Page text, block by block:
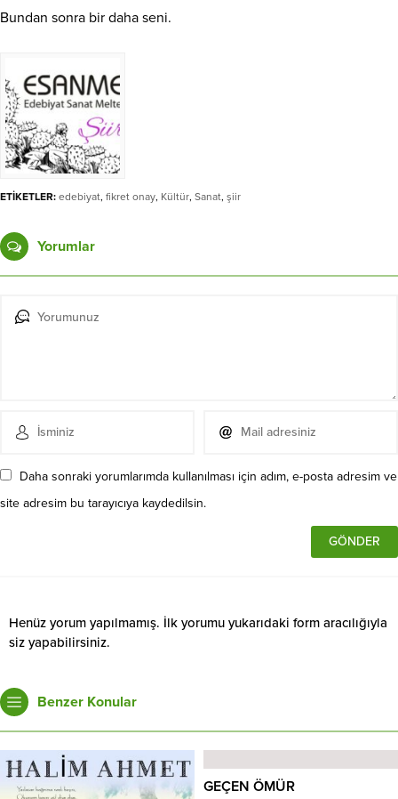
Bundan sonra bir daha seni.
ETİKETLER: edebiyat, fikret onay, Kültür, Sanat, şiir
Yorumlar
Daha sonraki yorumlarımda kullanılması için adım, e-posta adresim ve
site adresim bu tarayıcıya kaydedilsin.
Henüz yorum yapılmamış. İlk yorumu yukarıdaki form aracılığıyla
siz yapabilirsiniz.
Benzer Konular
GEÇEN ÖMÜR